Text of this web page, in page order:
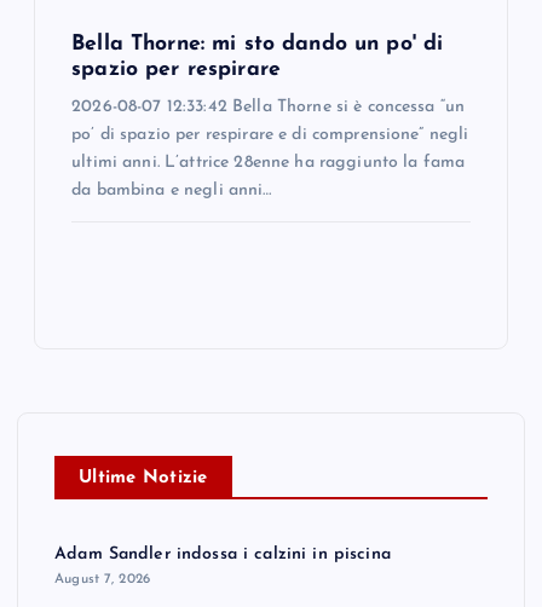
Bella Thorne: mi sto dando un po' di
spazio per respirare
2026-08-07 12:33:42 Bella Thorne si è concessa “un
po’ di spazio per respirare e di comprensione” negli
ultimi anni. L’attrice 28enne ha raggiunto la fama
da bambina e negli anni…
Ultime Notizie
Adam Sandler indossa i calzini in piscina
August 7, 2026